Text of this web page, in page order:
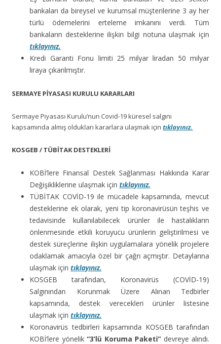
bankaları da bireysel ve kurumsal müşterilerine 3 ay her
türlü ödemelerini erteleme imkanını verdi. Tüm
bankaların desteklerine ilişkin bilgi notuna ulaşmak için
tıklayınız.
Kredi Garanti Fonu limiti 25 milyar liradan 50 milyar
liraya çıkarılmıştır.
SERMAYE PİYASASI KURULU KARARLARI
Sermaye Piyasası Kurulu’nun Covid-19 küresel salgını
kapsamında almış oldukları kararlara ulaşmak için tıklayınız.
KOSGEB / TÜBİTAK DESTEKLERİ
KOBİ’lere Finansal Destek Sağlanması Hakkında Karar
Değişikliklerine ulaşmak için tıklayınız.
TÜBİTAK COVİD-19 ile mücadele kapsamında, mevcut
desteklerine ek olarak, yeni tip koronavirüsün teşhis ve
tedavisinde kullanılabilecek ürünler ile hastalıkların
önlenmesinde etkili koruyucu ürünlerin geliştirilmesi ve
destek süreçlerine ilişkin uygulamalara yönelik projelere
odaklamak amacıyla özel bir çağrı açmıştır. Detaylarına
ulaşmak için tıklayınız.
KOSGEB tarafından, Koronavirüs (COVİD-19)
Salgınından Korunmak Üzere Alınan Tedbirler
kapsamında, destek verecekleri ürünler listesine
ulaşmak için tıklayınız.
Koronavirüs tedbirleri kapsamında KOSGEB tarafından
KOBİ’lere yönelik “3’lü Koruma Paketi” devreye alındı.